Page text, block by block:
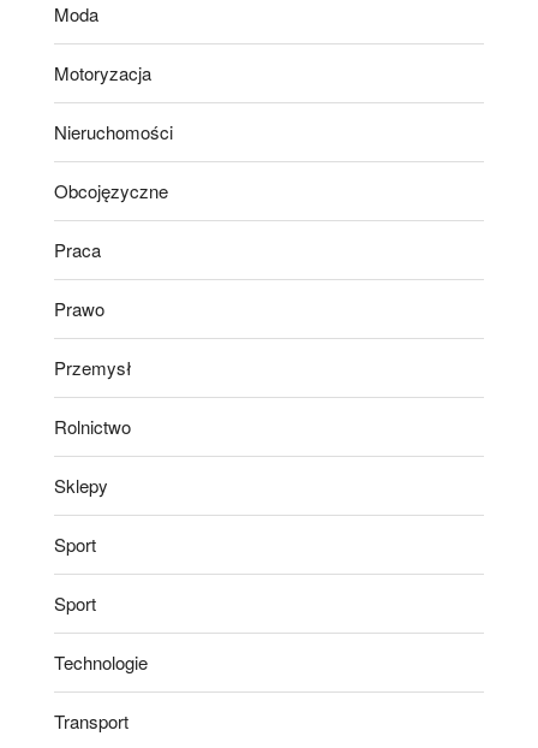
Moda
Motoryzacja
Nieruchomości
Obcojęzyczne
Praca
Prawo
Przemysł
Rolnictwo
Sklepy
Sport
Sport
Technologie
Transport